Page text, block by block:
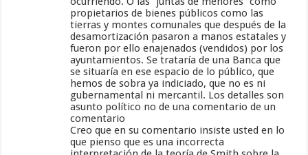
propietarios de bienes públicos como las
tierras y montes comunales que después de la
desamortización pasaron a manos estatales y
fueron por ello enajenados (vendidos) por los
ayuntamientos. Se trataría de una Banca que
se situaría en ese espacio de lo público, que
hemos de sobra ya indiciado, que no es ni
gubernamental ni mercantil. Los detalles son
asunto político no de una comentario de un
comentario
Creo que en su comentario insiste usted en lo
que pienso que es una incorrecta